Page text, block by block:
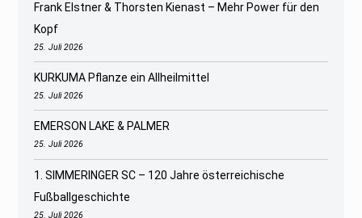
Frank Elstner & Thorsten Kienast – Mehr Power für den
Kopf
25. Juli 2026
KURKUMA Pflanze ein Allheilmittel
25. Juli 2026
EMERSON LAKE & PALMER
25. Juli 2026
1. SIMMERINGER SC – 120 Jahre österreichische
Fußballgeschichte
25. Juli 2026